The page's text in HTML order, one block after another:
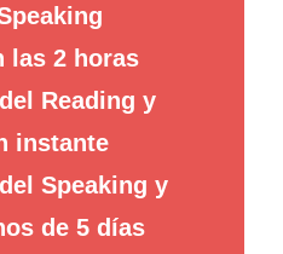
las 2 horas
Reading y
instante
Speaking y
de 5 días